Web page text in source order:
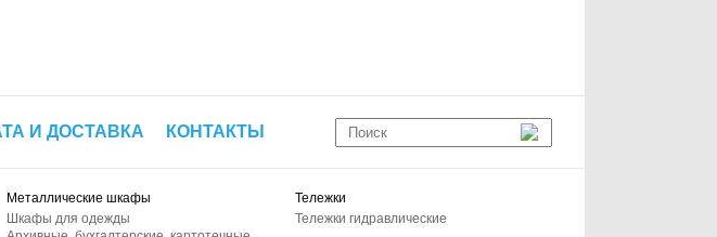
И ДОСТАВКА КОНТАКТЫ
Металлические шкафы
Шкафы для одежды
Тележки
Тележки гидравлические